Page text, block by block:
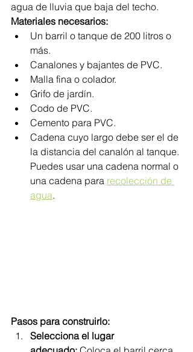
agua de lluvia que baja del techo.
Materiales necesarios:
Un barril o tanque de 200 litros o
más.
Canalones y bajantes de PVC.
Malla fina o colador.
Grifo de jardín.
Codo de PVC.
Cemento para PVC.
Cadena cuyo largo debe ser el de
la distancia del canalón al tanque.
Puedes usar una cadena normal o
una cadena para recolección de
agua.
Pasos para construirlo:
Selecciona el lugar